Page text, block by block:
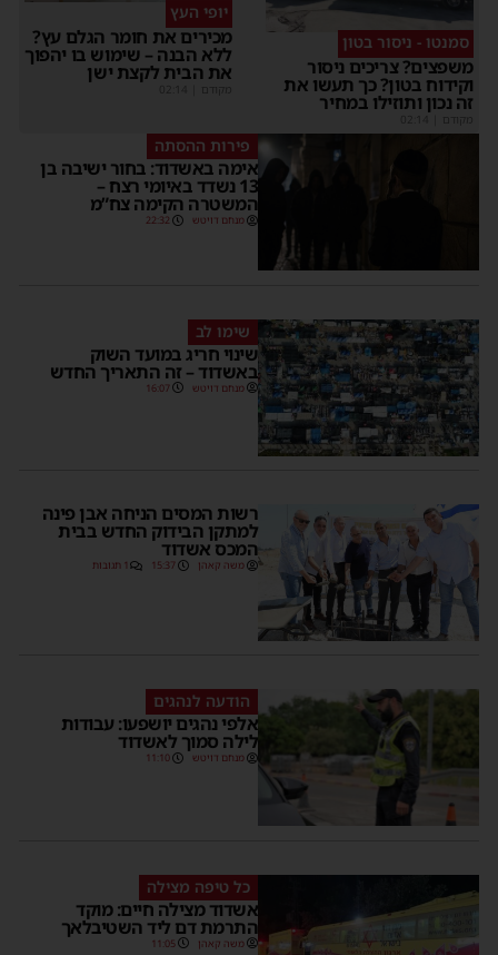
סמנטו - ניסור בטון
משפצים? צריכים ניסור
וקידוח בטון? כך תעשו את
זה נכון ותוזילו במחיר
מקודם
יופי העץ
מכירים את חומר הגלם עץ?
ללא הבנה – שימוש בו יהפוך
את הבית לקצת ישן
מקודם
פירות ההסתה
אימה באשדוד: בחור ישיבה בן
13 נשדד באיומי רצח –
המשטרה הקימה צח”מ
מנחם דויטש 22:32
שימו לב
שינוי חריג במועד השוק
באשדוד – זה התאריך החדש
מנחם דויטש 16:07
רשות המסים הניחה אבן פינה
למתקן הבידוק החדש בבית
המכס אשדוד
משה קאהן 15:37 1 תגובות
הודעה לנהגים
אלפי נהגים יושפעו: עבודות
לילה סמוך לאשדוד
מנחם דויטש 11:10
כל טיפה מצילה
אשדוד מצילה חיים: מוקד
התרמת דם ליד השטיבלאך
משה קאהן 11:05